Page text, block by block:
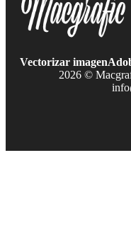
Vectorizar imagen
2026 ©